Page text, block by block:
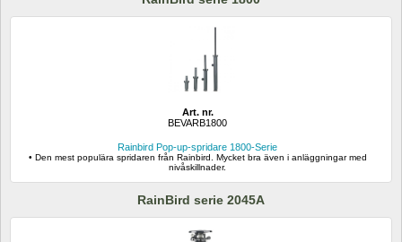
Art. nr.
BEVARB1800
Rainbird Pop-up-spridare 1800-Serie
• Den mest populära spridaren från Rainbird. Mycket bra även i anläggningar med
nivåskillnader.
RainBird serie 2045A